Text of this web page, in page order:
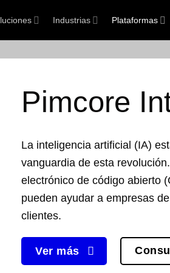
Industrias Plataformas
Pimcore
La inteligencia artificial (IA)
vanguardia de esta
electrónico de código abierto
pueden ayudar a empresas
clientes.
Ver más